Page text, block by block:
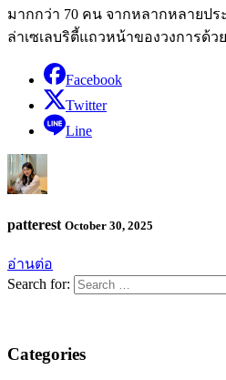
มากกว่า 70 คน จากหลากหลายปร
ล่าเซเลบริตี้แถวหน้าของวงการด้วย
Facebook
Twitter
Line
patterest October 30, 2025
อ่านต่อ
Search for:
Categories